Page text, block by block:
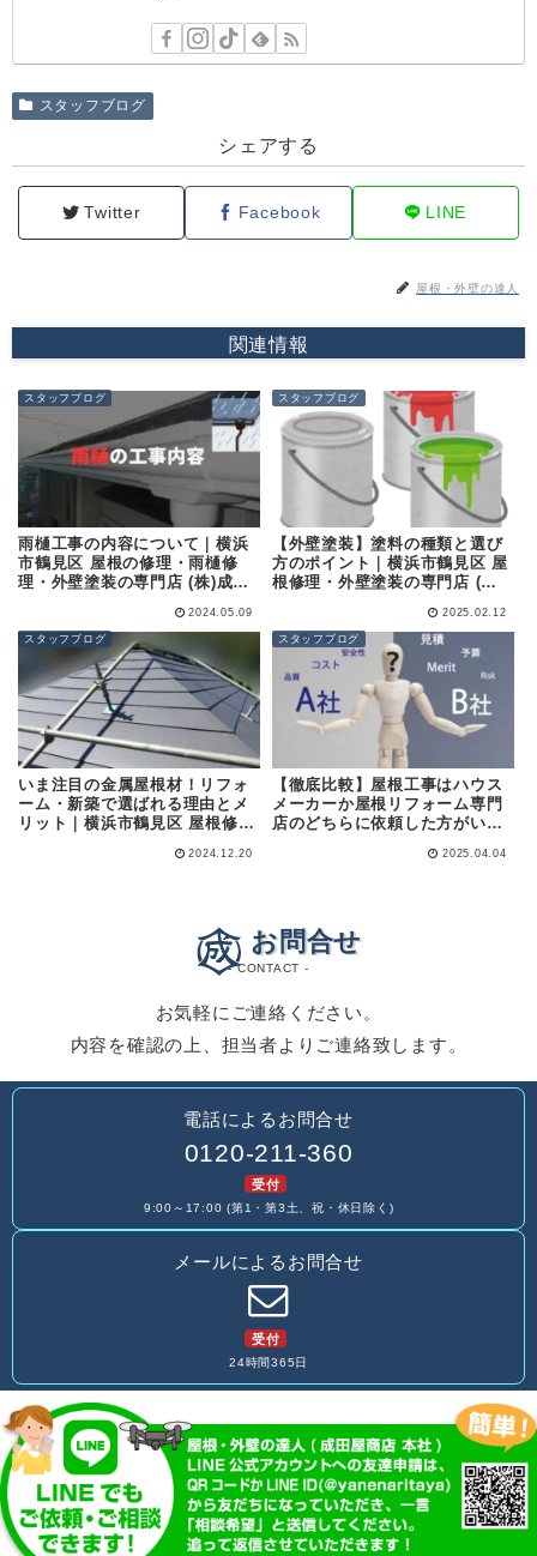
スタッフブログ
シェアする
Twitter Facebook LINE
屋根・外壁の達人
関連情報
スタッフブログ
雨樋工事の内容について｜横浜
市鶴見区 屋根の修理・雨樋修
理・外壁塗装の専門店 (株)成田
2024.05.09
スタッフブログ
【外壁塗装】塗料の種類と選び
方のポイント｜横浜市鶴見区 屋
根修理・外壁塗装の専門店 (株)
2025.02.12
スタッフブログ
いま注目の金属屋根材！リフォ
ーム・新築で選ばれる理由とメ
リット｜横浜市鶴見区 屋根修
2024.12.20
スタッフブログ
【徹底比較】屋根工事はハウス
メーカーか屋根リフォーム専門
店のどちらに依頼した方がい
ーム・外壁塗装の専門店 (株)成
2025.04.04
お問合せ
- CONTACT -
お気軽にご連絡ください。
内容を確認の上、担当者よりご連絡致します。
電話によるお問合せ
0120-211-360
受付
9:00～17:00 (第1・第3土、祝・休日除く)
メールによるお問合せ
受付
24時間365日